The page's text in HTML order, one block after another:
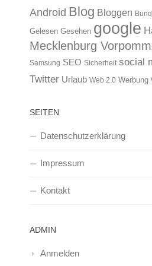
Android Blog Bloggen
Gelesen Gesehen google
Mecklenburg
Samsung SEO Sicherheit social
Twitter Urlaub Web 2.0 Werbung
SEITEN
Datenschutzerklärung
Impressum
Kontakt
ADMIN
Anmelden